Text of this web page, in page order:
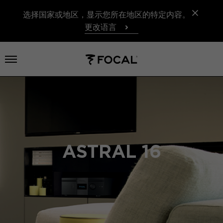
选择国家或地区，显示您所在地区的特定内容。
更改语言
打开菜单
ASTRAL 16